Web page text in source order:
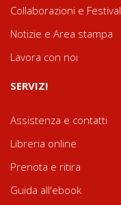
Collaborazioni e Festival
Notizie e Area stampa
Lavora con noi
SERVIZI
Assistenza e contatti
Libreria online
Prenota e ritira
Guida all'ebook